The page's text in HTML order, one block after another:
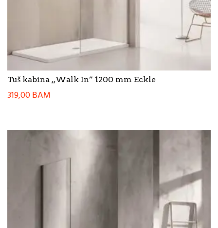
Tuš kabina ,,Walk In” 1200 mm Eckle
319,00BAM